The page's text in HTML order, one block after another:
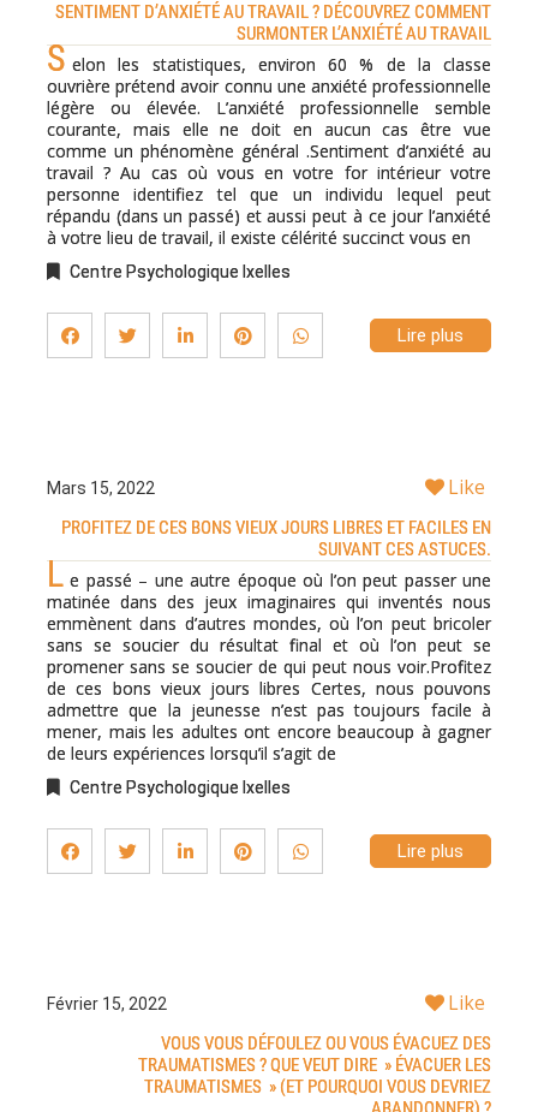
SENTIMENT D’ANXIÉTÉ AU TRAVAIL ? DÉCOUVREZ COMMENT
SURMONTER L’ANXIÉTÉ AU TRAVAIL
S elon les statistiques, environ 60 % de la classe
ouvrière prétend avoir connu une anxiété professionnelle
légère ou élevée. L’anxiété professionnelle semble
courante, mais elle ne doit en aucun cas être vue
comme un phénomène général .Sentiment d’anxiété au
travail ? Au cas où vous en votre for intérieur votre
personne identifiez tel que un individu lequel peut
répandu (dans un passé) et aussi peut à ce jour l’anxiété
à votre lieu de travail, il existe célérité succinct vous en
Centre Psychologique Ixelles
Lire plus
Mars 15, 2022 Like
PROFITEZ DE CES BONS VIEUX JOURS LIBRES ET FACILES EN
SUIVANT CES ASTUCES.
L e passé – une autre époque où l’on peut passer une
matinée dans des jeux imaginaires qui inventés nous
emmènent dans d’autres mondes, où l’on peut bricoler
sans se soucier du résultat final et où l’on peut se
promener sans se soucier de qui peut nous voir.Profitez
de ces bons vieux jours libres Certes, nous pouvons
admettre que la jeunesse n’est pas toujours facile à
mener, mais les adultes ont encore beaucoup à gagner
de leurs expériences lorsqu’il s’agit de
Centre Psychologique Ixelles
Lire plus
Février 15, 2022 Like
VOUS VOUS DÉFOULEZ OU VOUS ÉVACUEZ DES
TRAUMATISMES ? QUE VEUT DIRE » ÉVACUER LES
TRAUMATISMES » (ET POURQUOI VOUS DEVRIEZ